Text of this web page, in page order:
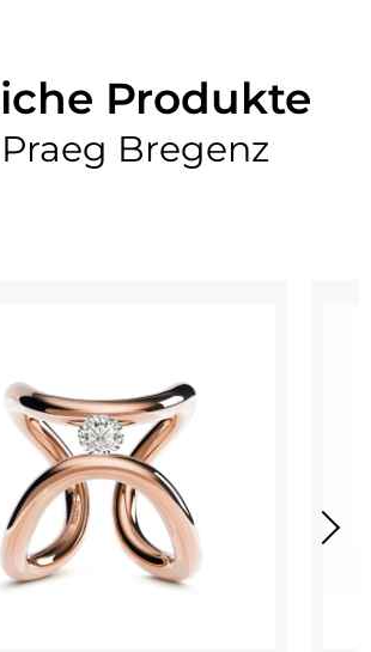
Produkte
Bregenz